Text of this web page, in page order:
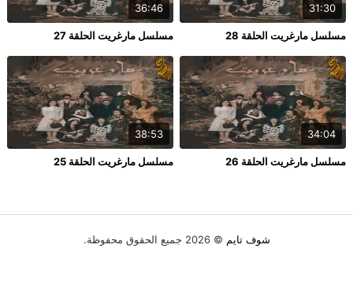
31:30
مسلسل مارغريت الحلقة 28
36:46
مسلسل مارغريت الحلقة 27
34:04
مسلسل مارغريت الحلقة 26
38:53
مسلسل مارغريت الحلقة 25
شوف تايم © 2026 جميع الحقوق محفوظة.